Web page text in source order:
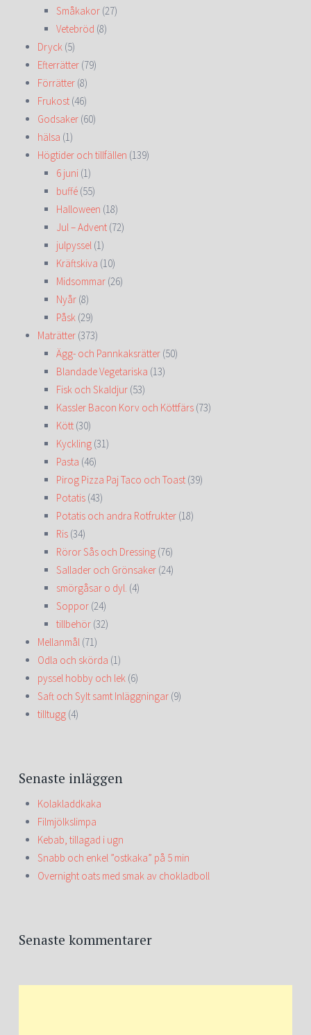
Småkakor (27)
Vetebröd (8)
Dryck (5)
Efterrätter (79)
Förrätter (8)
Frukost (46)
Godsaker (60)
hälsa (1)
Högtider och tillfällen (139)
6 juni (1)
buffé (55)
Halloween (18)
Jul – Advent (72)
julpyssel (1)
Kräftskiva (10)
Midsommar (26)
Nyår (8)
Påsk (29)
Maträtter (373)
Ägg- och Pannkaksrätter (50)
Blandade Vegetariska (13)
Fisk och Skaldjur (53)
Kassler Bacon Korv och Köttfärs (73)
Kött (30)
Kyckling (31)
Pasta (46)
Pirog Pizza Paj Taco och Toast (39)
Potatis (43)
Potatis och andra Rotfrukter (18)
Ris (34)
Röror Sås och Dressing (76)
Sallader och Grönsaker (24)
smörgåsar o dyl. (4)
Soppor (24)
tillbehör (32)
Mellanmål (71)
Odla och skörda (1)
pyssel hobby och lek (6)
Saft och Sylt samt Inläggningar (9)
tilltugg (4)
Senaste inläggen
Kolakladdkaka
Filmjölkslimpa
Kebab, tillagad i ugn
Snabb och enkel ”ostkaka” på 5 min
Overnight oats med smak av chokladboll
Senaste kommentarer